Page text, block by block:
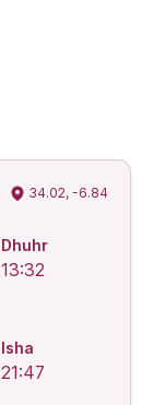
34.02, -6.84
Dhuhr
13:32
Isha
21:47